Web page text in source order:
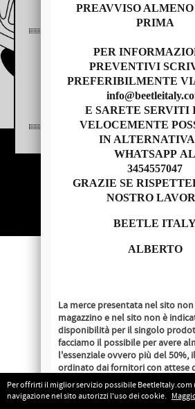
Per offrirti il miglior servizio possibile
navigazione nel sito autorizzi l'uso dei cookie.
AUTO
Copyright © 2014 - BEETLE
P.IVA 04209620279
PREAVVISO ALMENO
PRIMA
PER
PREVENTIVI
PREFERIBILMENTE
E SARETE SERVITI
VELOCEMENTE
IN ALTERNATIVA
WHATSAPP AL
3454557047
GRAZIE SE
NOSTRO
BEETLE
ALBERTO
La merce presentata nel sito
magazzino e nel sito non è
disponibilità per il singolo
facciamo il possibile per avere
l'essenziale ovvero più del 50%,
ordinato dai fornitori con attese
lavorativi salvo disponibilità al
dell'ordine.